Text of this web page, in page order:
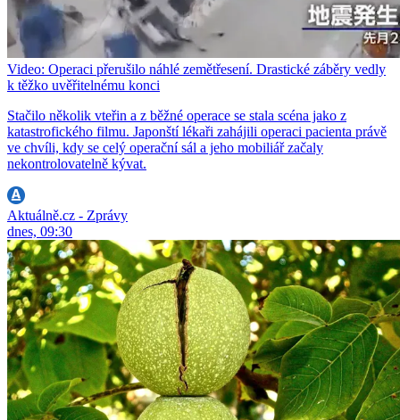
Video: Operaci přerušilo náhlé zemětřesení. Drastické záběry vedly
k těžko uvěřitelnému konci
Stačilo několik vteřin a z běžné operace se stala scéna jako z
katastrofického filmu. Japonští lékaři zahájili operaci pacienta právě
ve chvíli, kdy se celý operační sál a jeho mobiliář začaly
nekontrolovatelně kývat.
Aktuálně.cz - Zprávy
dnes, 09:30